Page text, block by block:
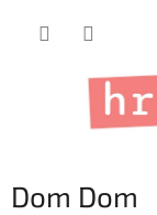
Dom Dom